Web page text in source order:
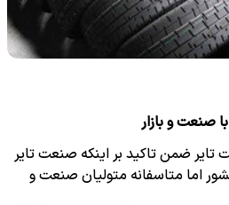
صنعت و بازار
ضمن تاکید بر اینکه صنعت تایر
اما متاسفانه متولیان صنعت و